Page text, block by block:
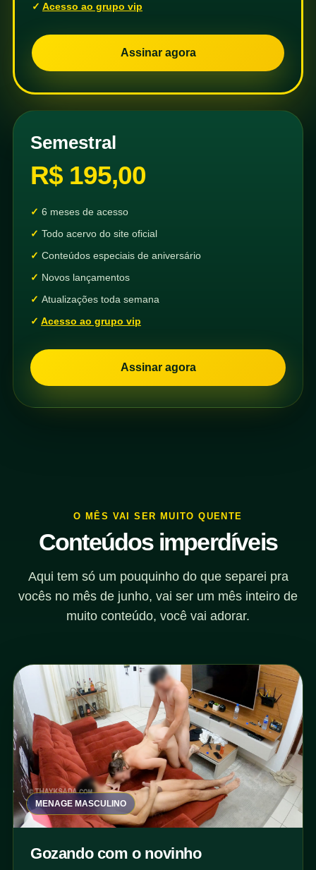
Acesso ao grupo vip
Assinar agora
Semestral
R$ 195,00
6 meses de acesso
Todo acervo do site oficial
Conteúdos especiais de aniversário
Novos lançamentos
Atualizações toda semana
Acesso ao grupo vip
Assinar agora
O MÊS VAI SER MUITO QUENTE
Conteúdos imperdíveis
Aqui tem só um pouquinho do que separei pra
vocês no mês de junho, vai ser um mês inteiro de
muito conteúdo, você vai adorar.
MENAGE MASCULINO
Gozando com o novinho